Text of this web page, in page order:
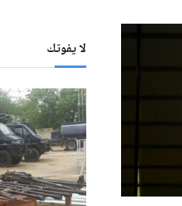
لا يفوتك